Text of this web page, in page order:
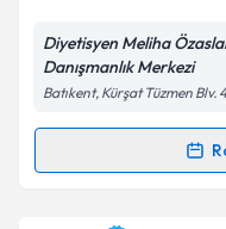
Kişisel
'ni
kapsamda
Diyetisyen Meliha
Danışmanlık Merkezi
Batıkent, Kürşat Tüzmen Blv.
Randevu